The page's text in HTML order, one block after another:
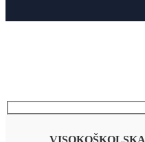
VISOKOŠKOLSKA